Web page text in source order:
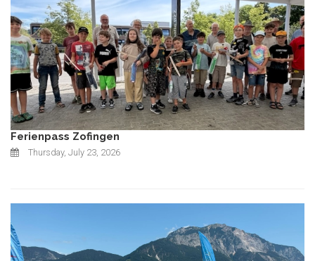
Ferienpass Zofingen
Thursday, July 23, 2026